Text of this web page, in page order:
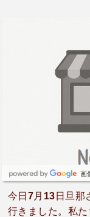
画
今日7月13日旦那
行きました。私